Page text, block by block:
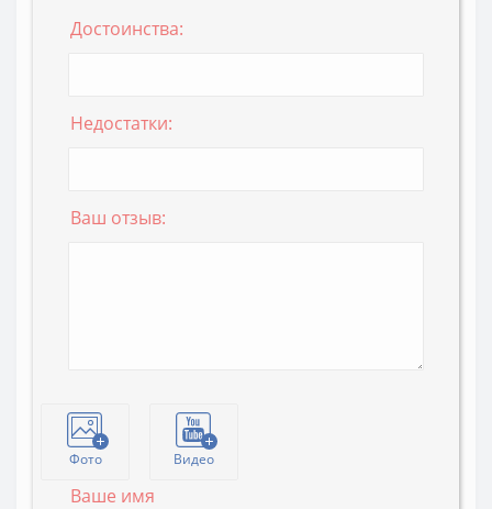
Достоинства:
Недостатки:
Ваш отзыв:
Фото Видео
Ваше имя